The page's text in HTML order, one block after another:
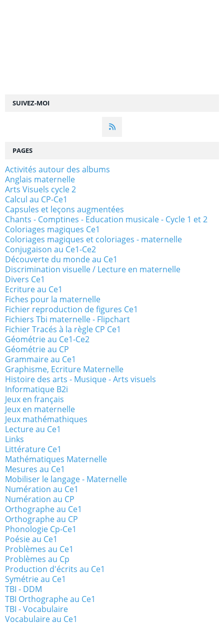
SUIVEZ-MOI
PAGES
Activités autour des albums
Anglais maternelle
Arts Visuels cycle 2
Calcul au CP-Ce1
Capsules et leçons augmentées
Chants - Comptines - Education musicale - Cycle 1 et 2
Coloriages magiques Ce1
Coloriages magiques et coloriages - maternelle
Conjugaison au Ce1-Ce2
Découverte du monde au Ce1
Discrimination visuelle / Lecture en maternelle
Divers Ce1
Ecriture au Ce1
Fiches pour la maternelle
Fichier reproduction de figures Ce1
Fichiers Tbi maternelle - Flipchart
Fichier Tracés à la règle CP Ce1
Géométrie au Ce1-Ce2
Géométrie au CP
Grammaire au Ce1
Graphisme, Ecriture Maternelle
Histoire des arts - Musique - Arts visuels
Informatique B2i
Jeux en français
Jeux en maternelle
Jeux mathémathiques
Lecture au Ce1
Links
Littérature Ce1
Mathématiques Maternelle
Mesures au Ce1
Mobiliser le langage - Maternelle
Numération au Ce1
Numération au CP
Orthographe au Ce1
Orthographe au CP
Phonologie Cp-Ce1
Poésie au Ce1
Problèmes au Ce1
Problèmes au Cp
Production d'écrits au Ce1
Symétrie au Ce1
TBI - DDM
TBI Orthographe au Ce1
TBI - Vocabulaire
Vocabulaire au Ce1